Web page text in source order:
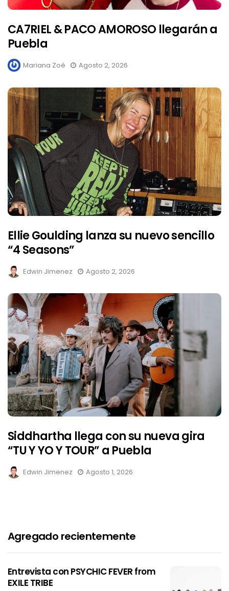
CA7RIEL & PACO AMOROSO llegarán a
Puebla
Mariana Zoé Agosto 2, 2026
Ellie Goulding lanza su nuevo sencillo
“4 Seasons”
Edwin Jimenez Agosto 2, 2026
Siddhartha llega con su nueva gira
“TU Y YO Y TOUR” a Puebla
Edwin Jimenez Agosto 1, 2026
Agregado recientemente
Entrevista con PSYCHIC FEVER from
EXILE TRIBE